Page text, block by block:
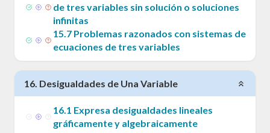
de tres variables sin solución o soluciones
infinitas
15.7 Problemas razonados con sistemas de
ecuaciones de tres variables
16. Desigualdades de Una Variable
16.1 Expresa desigualdades lineales
gráficamente y algebraicamente